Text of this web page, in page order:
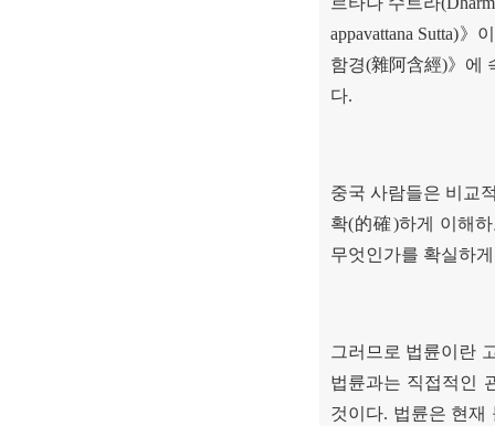
appavattana Sutta)》
함경(雜阿含經)》 에
다.
중국 사람들은 비교
확(的確)하게 이해
무엇인가를 확실하
그러므로 법륜이란
법륜과는 직접적인
것이다. 법륜은 현재